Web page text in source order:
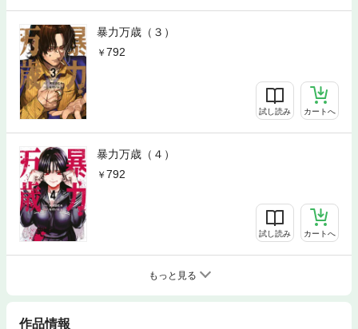
暴力万歳（３）
792
試し読み カートへ
暴力万歳（４）
792
試し読み カートへ
もっと見る
作品情報